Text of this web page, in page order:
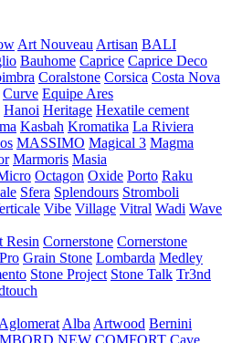
Art Nouveau Artisan BALI
Bauhome Caprice Caprice Deco
Coralstone Corsica Costa Nova
Curve Equipe Ares
Hanoi Heritage Hexatile cement
Kasbah Kromatika La Riviera
MASSIMO Magical 3 Magma
Marmoris Masia
Octagon Oxide Porto Raku
Sfera Splendours Stromboli
Vibe Village Vitral Wadi Wave
Resin Cornerstone Cornerstone
Grain Stone Lombarda Medley
Stone Project Stone Talk Tr3nd
Aglomerat Alba Artwood Bernini